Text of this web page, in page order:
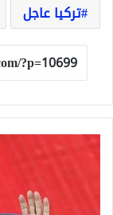
تركيا عاجل
أردوغان: